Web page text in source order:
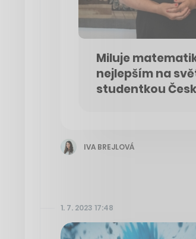
Miluje
nejlepším na
studentkou
IVA BREJLOVÁ
1. 7. 2023 17:48